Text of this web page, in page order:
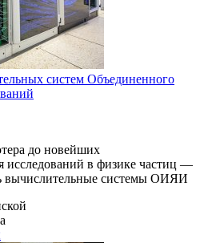
систем Объединенного
до новейших
исследований в физике частиц —
вычислительные системы ОИЯИ